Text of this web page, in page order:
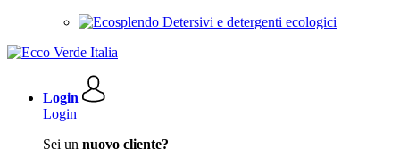
Detersivi e detergenti ecologici
Login
Login
Sei un nuovo cliente?